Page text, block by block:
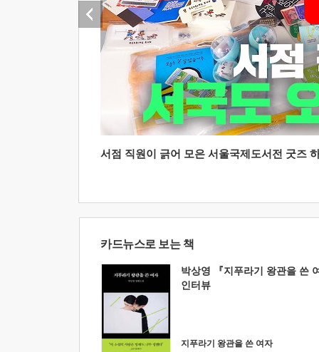
서점 직원이 긁어 모은 서울국제도서전 굿즈
카드뉴스로 보는 책
박상영 『지푸라기 왕관을 쓴
인터뷰
지푸라기 왕관을 쓴 여자